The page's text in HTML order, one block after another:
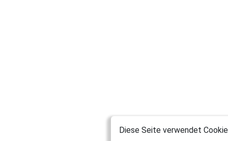
Diese Seite verwendet